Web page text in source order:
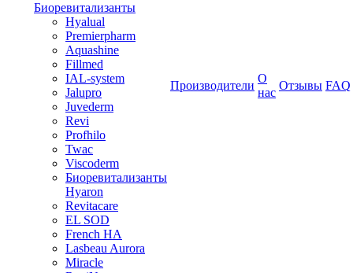
Биоревитализанты
Hyalual
Premierpharm
Aquashine
Fillmed
IAL-system
Jalupro
Juvederm
Revi
Profhilo
Twac
Viscoderm
Биоревитализанты
Hyaron
Revitacare
EL SOD
French HA
Lasbeau Aurora
Miracle
Производители
О
нас
Отзывы FAQ